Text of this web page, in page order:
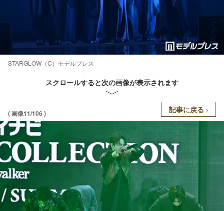
STARGLOW（C）モデルプレス
スクロールすると次の画像が表示されます
( 画像11/106 ) 記事に戻る